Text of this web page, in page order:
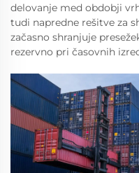
delovanje med obdobji
tudi napredne rešitve za
začasno shranjuje
rezervno pri časovnih